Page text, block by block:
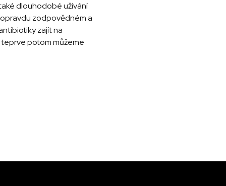
dlouhodobé užívání
zodpovědném a
zajít na
potom můžeme